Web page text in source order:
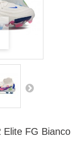
Elite FG Bianco